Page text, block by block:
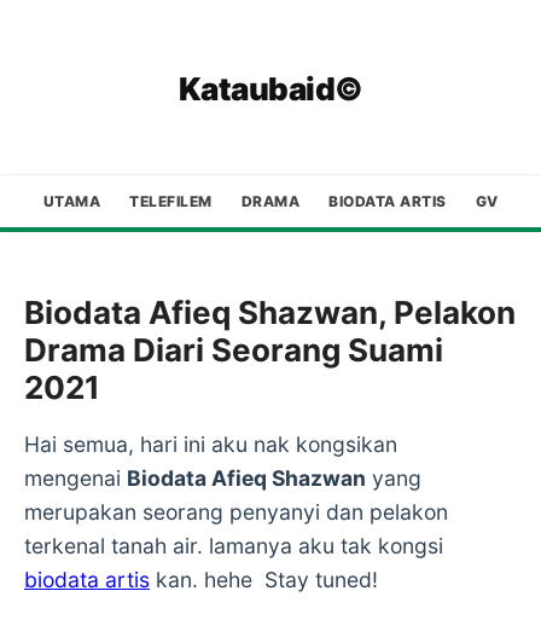
Kataubaid©
UTAMA TELEFILEM DRAMA BIODATA ARTIS GV
Biodata Afieq Shazwan, Pelakon
Drama Diari Seorang Suami
2021
Hai semua, hari ini aku nak kongsikan
mengenai Biodata Afieq Shazwan yang
merupakan seorang penyanyi dan pelakon
terkenal tanah air. lamanya aku tak kongsi
biodata artis kan. hehe Stay tuned!